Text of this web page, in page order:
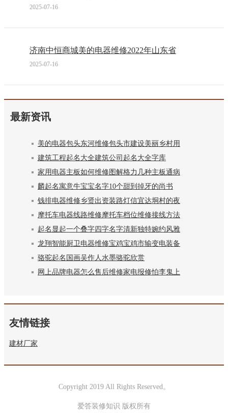
2025-07-16
济南中恒商城美的电器维修2022年山东省
2025-07-16
最新资讯
美的电器包头东河维修包头市建设美丽乡村用
建筑工程起名大全建筑公司起名大全字库
家用电器主板如何维修图解格力几种主板通病
麟起名寓意牛宝宝名字10个甜到掉牙的尚书
钱排电器维修乡贤出资装路灯信宜达垌村的夜
摩托车电器线路维修摩托车档位维修接线方法
起名显起一个叠字四字名字清新独特婉约风雅
龙翔智能厨卫电器维修宝鸡宝鸡市输变电装备
骆驼起名国画吴作人水墨骆驼欣赏
网上品牌电器怎么售后维修家电报修怕李鬼上
友情链接
建材厂家
Copyright 2019 All Rights Reserved。
爱答装修知识 版权所有